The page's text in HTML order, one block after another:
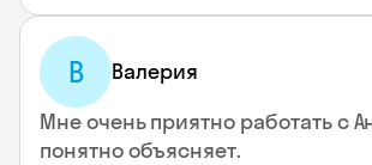
В Валерия
Мне очень приятно работать с
понятно объясняет.